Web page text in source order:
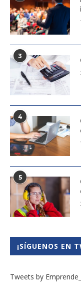
3
4
5
¡SÍGUENOS EN
Tweets by